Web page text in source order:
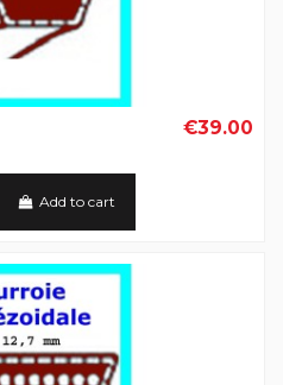
€39.00
Add to cart